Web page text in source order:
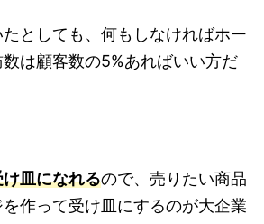
としても、何もしなければホー
は顧客数の5%あればいい方だ
皿になれるので、売りたい商品
作って受け皿にするのが大企業